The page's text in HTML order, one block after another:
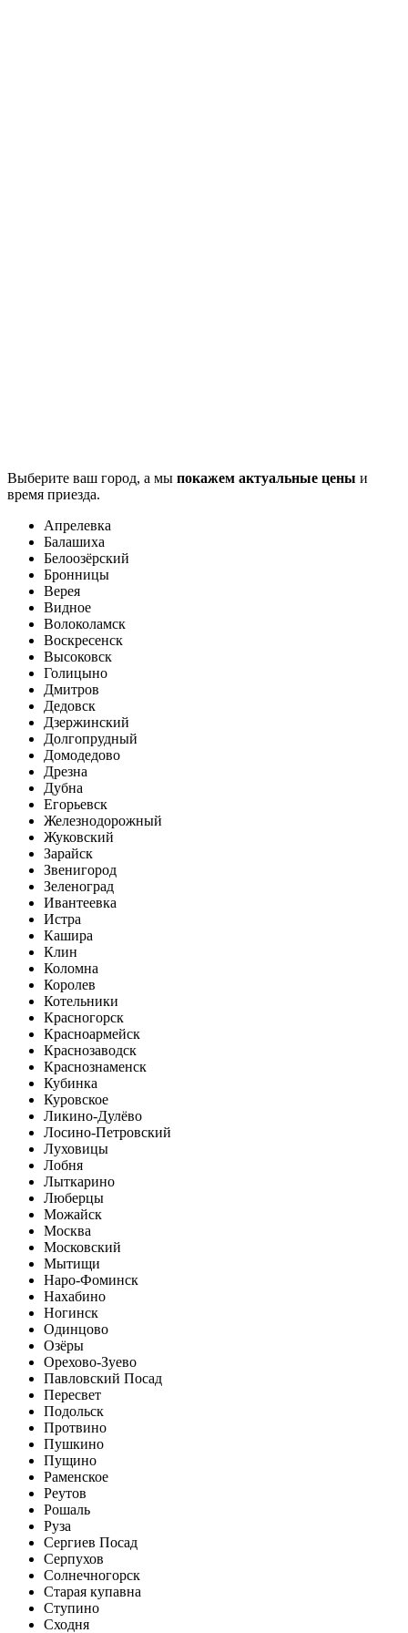
Выберите ваш город, а мы покажем актуальные цены и
время приезда.
Апрелевка
Балашиха
Белоозёрский
Бронницы
Верея
Видное
Волоколамск
Воскресенск
Высоковск
Голицыно
Дмитров
Дедовск
Дзержинский
Долгопрудный
Домодедово
Дрезна
Дубна
Егорьевск
Железнодорожный
Жуковский
Зарайск
Звенигород
Зеленоград
Ивантеевка
Истра
Кашира
Клин
Коломна
Королев
Котельники
Красногорск
Красноармейск
Краснозаводск
Краснознаменск
Кубинка
Куровское
Ликино-Дулёво
Лосино-Петровский
Луховицы
Лобня
Лыткарино
Люберцы
Можайск
Москва
Московский
Мытищи
Наро-Фоминск
Нахабино
Ногинск
Одинцово
Озёры
Орехово-Зуево
Павловский Посад
Пересвет
Подольск
Протвино
Пушкино
Пущино
Раменское
Реутов
Рошаль
Руза
Сергиев Посад
Серпухов
Солнечногорск
Старая купавна
Ступино
Сходня